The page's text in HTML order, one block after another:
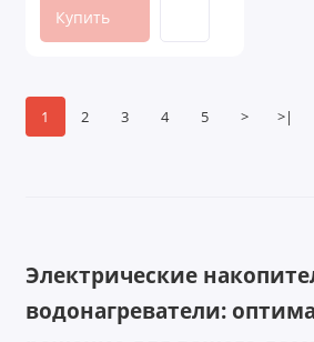
Купить
1 2 3 4 5 > >|
Электрические
водонагреватели: